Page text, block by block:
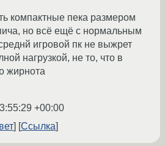
компактные пека размером
но всё ещё с нормальным
игровой пк не выжрет
нагрузкой, не то, что в
жирнота
+00:00
Ссылка